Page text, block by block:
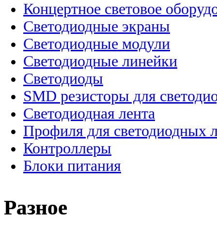
Концертное световое
Cветодиодные экраны
Светодиодные модули
Светодиодные линейки
Светодиоды
SMD резисторы для
Светодиодная лента
Профиля для светодиодных
Контроллеры
Блоки питания
Разное